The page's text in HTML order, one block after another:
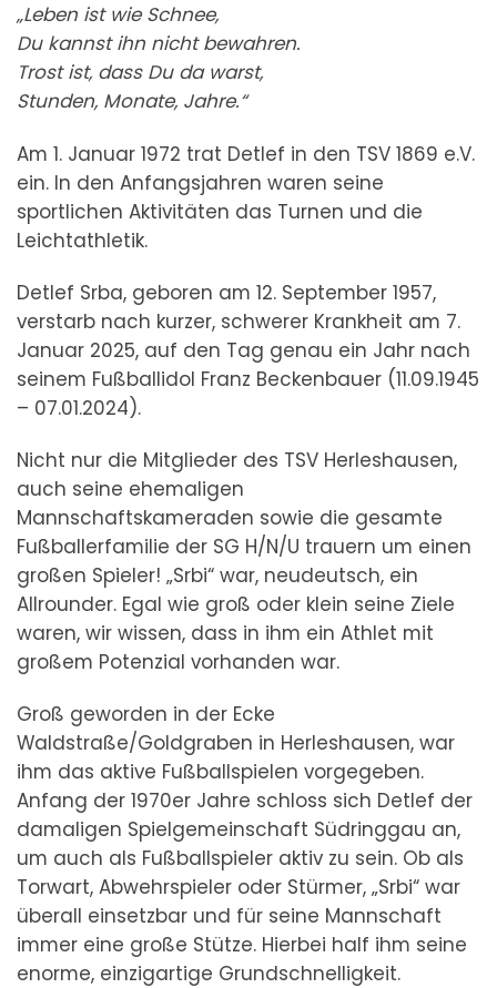
„Leben ist wie Schnee,
Du kannst ihn nicht bewahren.
Trost ist, dass Du da warst,
Stunden, Monate, Jahre.“
Am 1. Januar 1972 trat Detlef in den TSV 1869 e.V.
ein. In den Anfangsjahren waren seine
sportlichen Aktivitäten das Turnen und die
Leichtathletik.
Detlef Srba, geboren am 12. September 1957,
verstarb nach kurzer, schwerer Krankheit am 7.
Januar 2025, auf den Tag genau ein Jahr nach
seinem Fußballidol Franz Beckenbauer (11.09.1945
– 07.01.2024).
Nicht nur die Mitglieder des TSV Herleshausen,
auch seine ehemaligen
Mannschaftskameraden sowie die gesamte
Fußballerfamilie der SG H/N/U trauern um einen
großen Spieler! „Srbi“ war, neudeutsch, ein
Allrounder. Egal wie groß oder klein seine Ziele
waren, wir wissen, dass in ihm ein Athlet mit
großem Potenzial vorhanden war.
Groß geworden in der Ecke
Waldstraße/Goldgraben in Herleshausen, war
ihm das aktive Fußballspielen vorgegeben.
Anfang der 1970er Jahre schloss sich Detlef der
damaligen Spielgemeinschaft Südringgau an,
um auch als Fußballspieler aktiv zu sein. Ob als
Torwart, Abwehrspieler oder Stürmer, „Srbi“ war
überall einsetzbar und für seine Mannschaft
immer eine große Stütze. Hierbei half ihm seine
enorme, einzigartige Grundschnelligkeit.